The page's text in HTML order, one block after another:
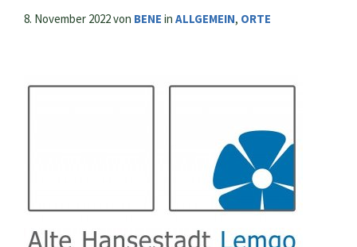
8. November 2022von BENE in ALLGEMEIN, ORTE